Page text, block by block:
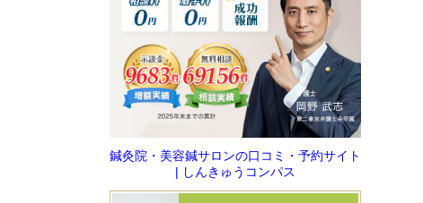
鍼灸院・美容鍼サロンの口コミ・予約サイト
| しんきゅうコンパス